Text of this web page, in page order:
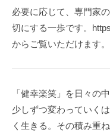
必要に応じて、専門家
切にする一歩です。
からご覧いただけます。
「健幸楽笑」を日々の
少しずつ変わっていく
く生きる。その積み重